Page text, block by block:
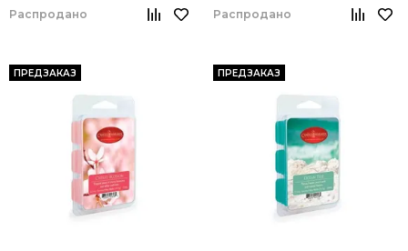
Распродано Распродано
ПРЕДЗАКАЗ ПРЕДЗАКАЗ